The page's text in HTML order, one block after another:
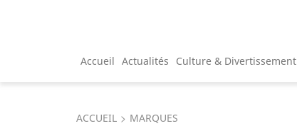
Accueil Actualités Culture & Divertissement
ACCUEIL MARQUES